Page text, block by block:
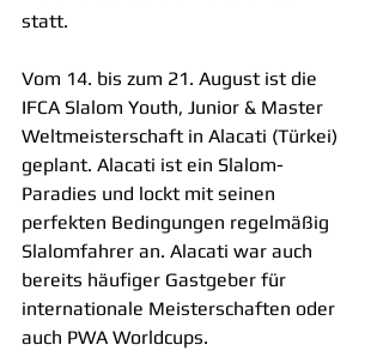
statt.
Vom 14. bis zum 21. August ist die
IFCA Slalom Youth, Junior & Master
Weltmeisterschaft in Alacati (Türkei)
geplant. Alacati ist ein Slalom-
Paradies und lockt mit seinen
perfekten Bedingungen regelmäßig
Slalomfahrer an. Alacati war auch
bereits häufiger Gastgeber für
internationale Meisterschaften oder
auch PWA Worldcups.